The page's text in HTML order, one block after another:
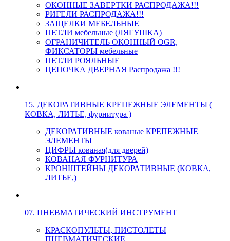
ОКОННЫЕ ЗАВЕРТКИ РАСПРОДАЖА!!!
РИГЕЛИ РАСПРОДАЖА!!!
ЗАЩЕЛКИ МЕБЕЛЬНЫЕ
ПЕТЛИ мебельные (ЛЯГУШКА)
ОГРАНИЧИТЕЛЬ ОКОННЫЙ OGR,
ФИКСАТОРЫ мебельные
ПЕТЛИ РОЯЛЬНЫЕ
ЦЕПОЧКА ДВЕРНАЯ Распродажа !!!
15. ДЕКОРАТИВНЫЕ КРЕПЕЖНЫЕ ЭЛЕМЕНТЫ (
КОВКА, ЛИТЬЕ, фурнитура )
ДЕКОРАТИВНЫЕ кованые КРЕПЕЖНЫЕ
ЭЛЕМЕНТЫ
ЦИФРЫ кованая(для дверей)
КОВАНАЯ ФУРНИТУРА
КРОНШТЕЙНЫ ДЕКОРАТИВНЫЕ (КОВКА,
ЛИТЬЕ,)
07. ПНЕВМАТИЧЕСКИЙ ИНСТРУМЕНТ
КРАСКОПУЛЬТЫ, ПИСТОЛЕТЫ
ПНЕВМАТИЧЕСКИЕ